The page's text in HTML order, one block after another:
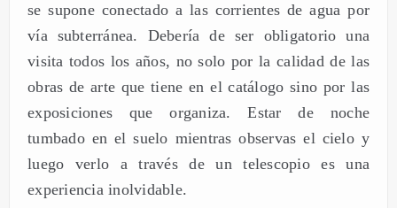
se supone conectado a las corrientes de agua por
vía subterránea. Debería de ser obligatorio una
visita todos los años, no solo por la calidad de las
obras de arte que tiene en el catálogo sino por las
exposiciones que organiza. Estar de noche
tumbado en el suelo mientras observas el cielo y
luego verlo a través de un telescopio es una
experiencia inolvidable.